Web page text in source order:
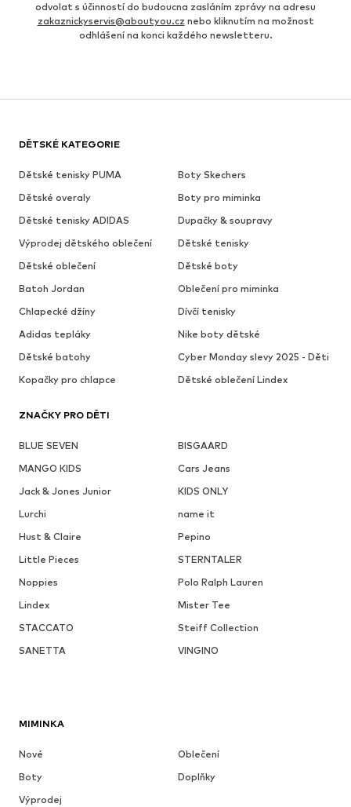
odvolat s účinností do budoucna zasláním zprávy na adresu
zakaznickyservis@aboutyou.cz nebo kliknutím na možnost
odhlášení na konci každého newsletteru.
DĚTSKÉ KATEGORIE
Dětské tenisky PUMA
Boty Skechers
Dětské overaly
Boty pro miminka
Dětské tenisky ADIDAS
Dupačky & soupravy
Výprodej dětského oblečení
Dětské tenisky
Dětské oblečení
Dětské boty
Batoh Jordan
Oblečení pro miminka
Chlapecké džíny
Dívčí tenisky
Adidas tepláky
Nike boty dětské
Dětské batohy
Cyber Monday slevy 2025 - Děti
Kopačky pro chlapce
Dětské oblečení Lindex
ZNAČKY PRO DĚTI
BLUE SEVEN
BISGAARD
MANGO KIDS
Cars Jeans
Jack & Jones Junior
KIDS ONLY
Lurchi
name it
Hust & Claire
Pepino
Little Pieces
STERNTALER
Noppies
Polo Ralph Lauren
Lindex
Mister Tee
STACCATO
Steiff Collection
SANETTA
VINGINO
MIMINKA
Nové
Oblečení
Boty
Doplňky
Výprodej